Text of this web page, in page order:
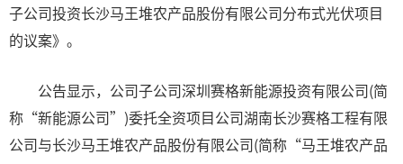
子公司投资长沙马王堆农产品股份有限公司分布式光伏项目
的议案》。
公告显示，公司子公司深圳赛格新能源投资有限公司(简
称“新能源公司”)委托全资项目公司湖南长沙赛格工程有限
公司与长沙马王堆农产品股份有限公司(简称“马王堆农产品